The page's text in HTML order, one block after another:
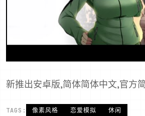
新推出安卓版,简体简体中文,官方
TAGS: 像素风格 恋爱模拟 休闲